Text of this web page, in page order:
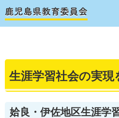
生涯学習社会の実現
姶良・伊佐地区生涯学